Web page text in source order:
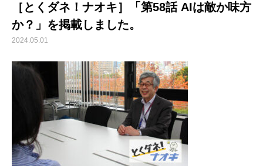
［とくダネ！ナオキ］「第58話 AIは敵か味方
か？」を掲載しました。
2024.05.01